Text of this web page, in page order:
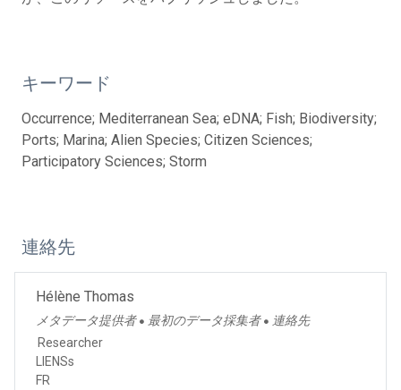
キーワード
Occurrence; Mediterranean Sea; eDNA; Fish; Biodiversity;
Ports; Marina; Alien Species; Citizen Sciences;
Participatory Sciences; Storm
連絡先
Hélène Thomas
メタデータ提供者 ● 最初のデータ採集者 ● 連絡先
Researcher
LIENSs
FR